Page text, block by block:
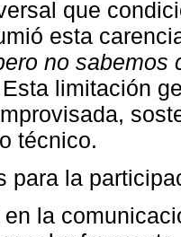
que
esta
no sabemos
limitación
técnico.
para la
la